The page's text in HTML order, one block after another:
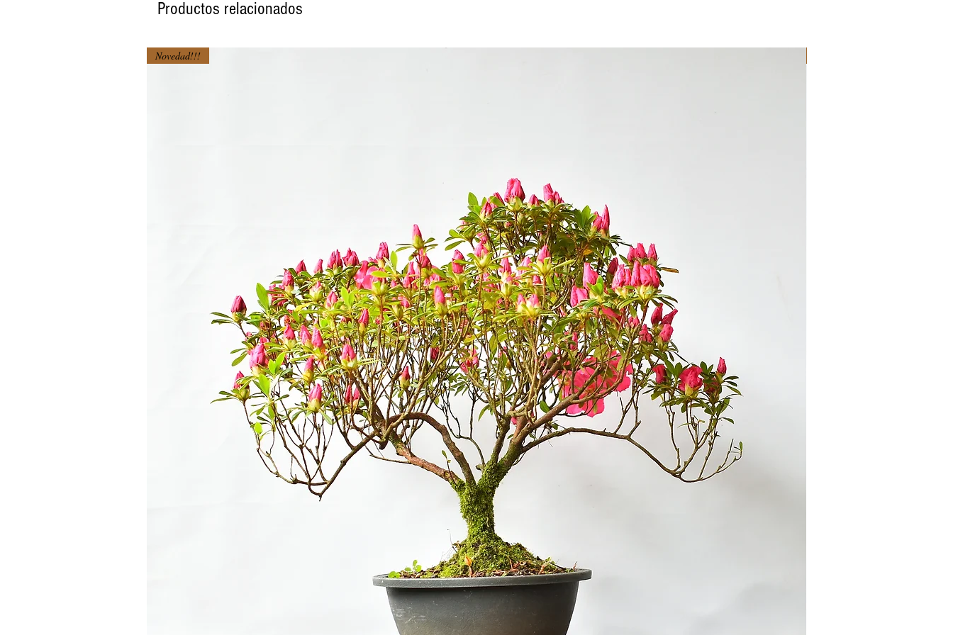
Productos relacionados
Novedad!!!